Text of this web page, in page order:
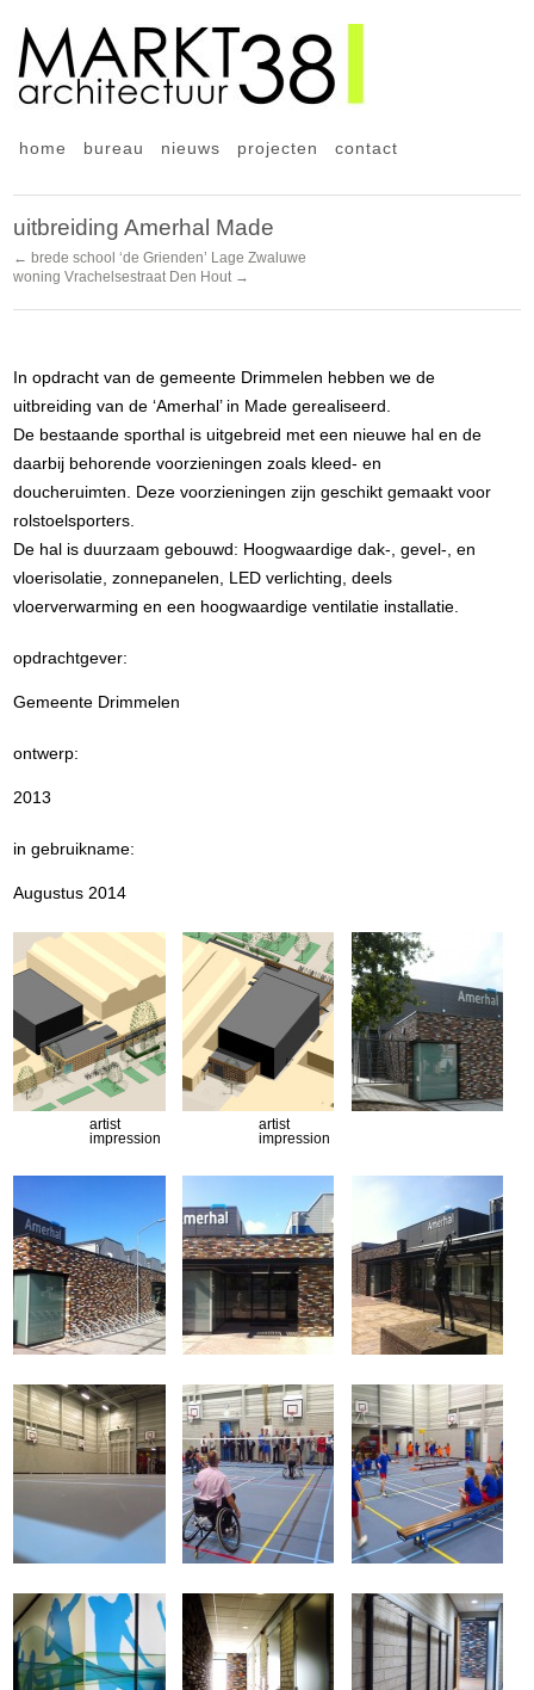
home bureau nieuws projecten contact
uitbreiding Amerhal Made
← brede school ‘de Grienden’ Lage Zwaluwe
woning Vrachelsestraat Den Hout →
In opdracht van de gemeente Drimmelen hebben we de
uitbreiding van de ‘Amerhal’ in Made gerealiseerd.
De bestaande sporthal is uitgebreid met een nieuwe hal en de
daarbij behorende voorzieningen zoals kleed- en
doucheruimten. Deze voorzieningen zijn geschikt gemaakt voor
rolstoelsporters.
De hal is duurzaam gebouwd: Hoogwaardige dak-, gevel-, en
vloerisolatie, zonnepanelen, LED verlichting, deels
vloerverwarming en een hoogwaardige ventilatie installatie.
opdrachtgever:
Gemeente Drimmelen
ontwerp:
2013
in gebruikname:
Augustus 2014
artist
impression
artist
impression